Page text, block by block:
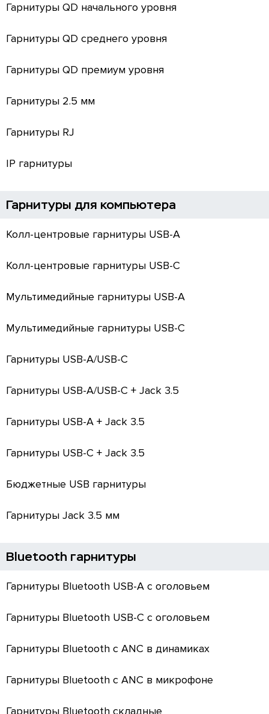
Гарнитуры QD начального уровня
Гарнитуры QD среднего уровня
Гарнитуры QD премиум уровня
Гарнитуры 2.5 мм
Гарнитуры RJ
IP гарнитуры
Гарнитуры для компьютера
Колл-центровые гарнитуры USB-A
Колл-центровые гарнитуры USB-C
Мультимедийные гарнитуры USB-A
Мультимедийные гарнитуры USB-C
Гарнитуры USB-A/USB-C
Гарнитуры USB-A/USB-C + Jack 3.5
Гарнитуры USB-A + Jack 3.5
Гарнитуры USB-C + Jack 3.5
Бюджетные USB гарнитуры
Гарнитуры Jack 3.5 мм
Bluetooth гарнитуры
Гарнитуры Bluetooth USB-A с оголовьем
Гарнитуры Bluetooth USB-C с оголовьем
Гарнитуры Bluetooth с ANC в динамиках
Гарнитуры Bluetooth с ANC в микрофоне
Гарнитуры Bluetooth складные